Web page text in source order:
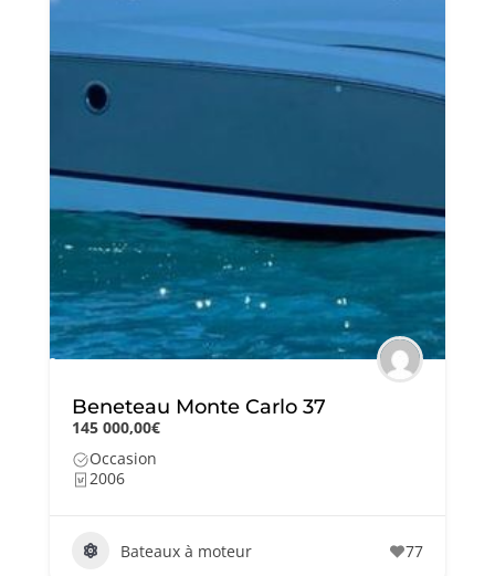
Beneteau Monte Carlo 37
145 000,00€
Occasion
2006
Bateaux à moteur 77